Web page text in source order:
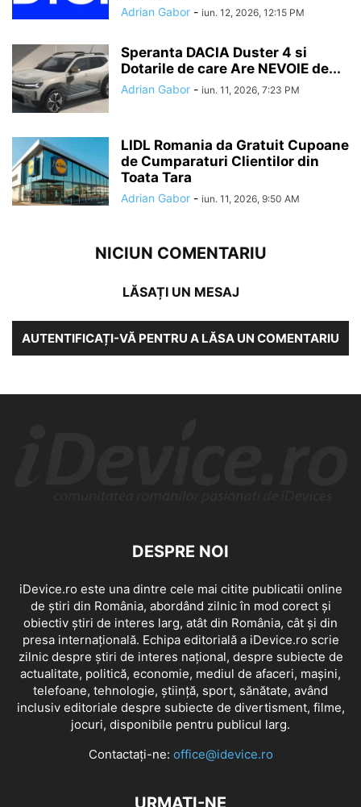
Adrian Gabor - iun. 12, 2026, 12:15 PM
Speranta DACIA Duster 4 si
Dotarile de care Are NEVOIE de...
Adrian Gabor - iun. 11, 2026, 7:23 PM
LIDL Romania da Gratuit Cupoane
de Cumparaturi Clientilor din
Toata Tara
Adrian Gabor - iun. 11, 2026, 9:50 AM
NICIUN COMENTARIU
LĂSAȚI UN MESAJ
AUTENTIFICAȚI-VĂ PENTRU A LĂSA UN COMENTARIU
DESPRE NOI
iDevice.ro este una dintre cele mai citite publicatii online
de știri din România, abordând zilnic în mod corect și
obiectiv știri de interes larg, atât din România, cât și din
presa internațională. Echipa editorială a iDevice.ro scrie
zilnic despre știri de interes național, despre subiecte de
actualitate, politică, economie, mediul de afaceri, mașini,
telefoane, tehnologie, știință, sport, sănătate, având
inclusiv editoriale despre subiecte de divertisment, filme,
jocuri, disponibile pentru publicul larg.
Contactați-ne: office@idevice.ro